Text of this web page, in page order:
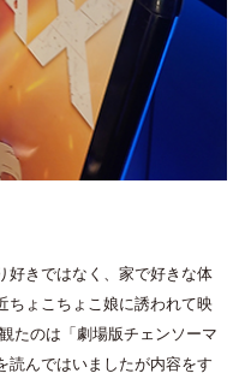
好きではなく、家で好きな体
ちょこちょこ娘に誘われて映
たのは「劇場版チェンソーマ
読んではいましたが内容をす